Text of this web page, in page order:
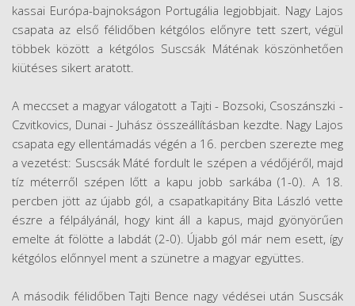
kassai Európa-bajnokságon Portugália legjobbjait. Nagy Lajos
csapata az első félidőben kétgólos előnyre tett szert, végül
többek között a kétgólos Suscsák Máténak köszönhetően
kiütéses sikert aratott.
A meccset a magyar válogatott a Tajti - Bozsoki, Csoszánszki -
Czvitkovics, Dunai - Juhász összeállításban kezdte. Nagy Lajos
csapata egy ellentámadás végén a 16. percben szerezte meg
a vezetést: Suscsák Máté fordult le szépen a védőjéről, majd
tíz méterről szépen lőtt a kapu jobb sarkába (1-0). A 18.
percben jött az újabb gól, a csapatkapitány Bita László vette
észre a félpályánál, hogy kint áll a kapus, majd gyönyörűen
emelte át fölötte a labdát (2-0). Újabb gól már nem esett, így
kétgólos előnnyel ment a szünetre a magyar együttes.
A második félidőben Tajti Bence nagy védései után Suscsák